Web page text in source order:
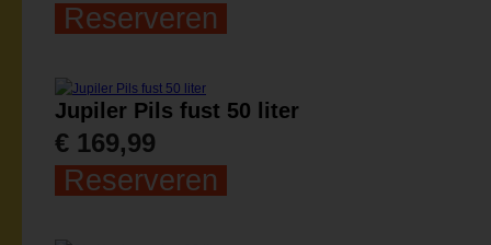
Reserveren
Jupiler Pils fust 50 liter
€ 169,99
Reserveren